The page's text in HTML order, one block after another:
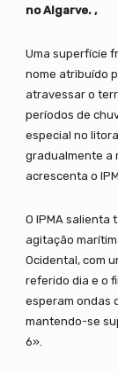
no Algarve. ,
Uma superfície
nome atribuído
atravessar o
períodos de
especial no
gradualmente a
acrescenta o
O IPMA salienta
agitação
Ocidental, com
referido dia e o
esperam ondas
mantendo-se
6».